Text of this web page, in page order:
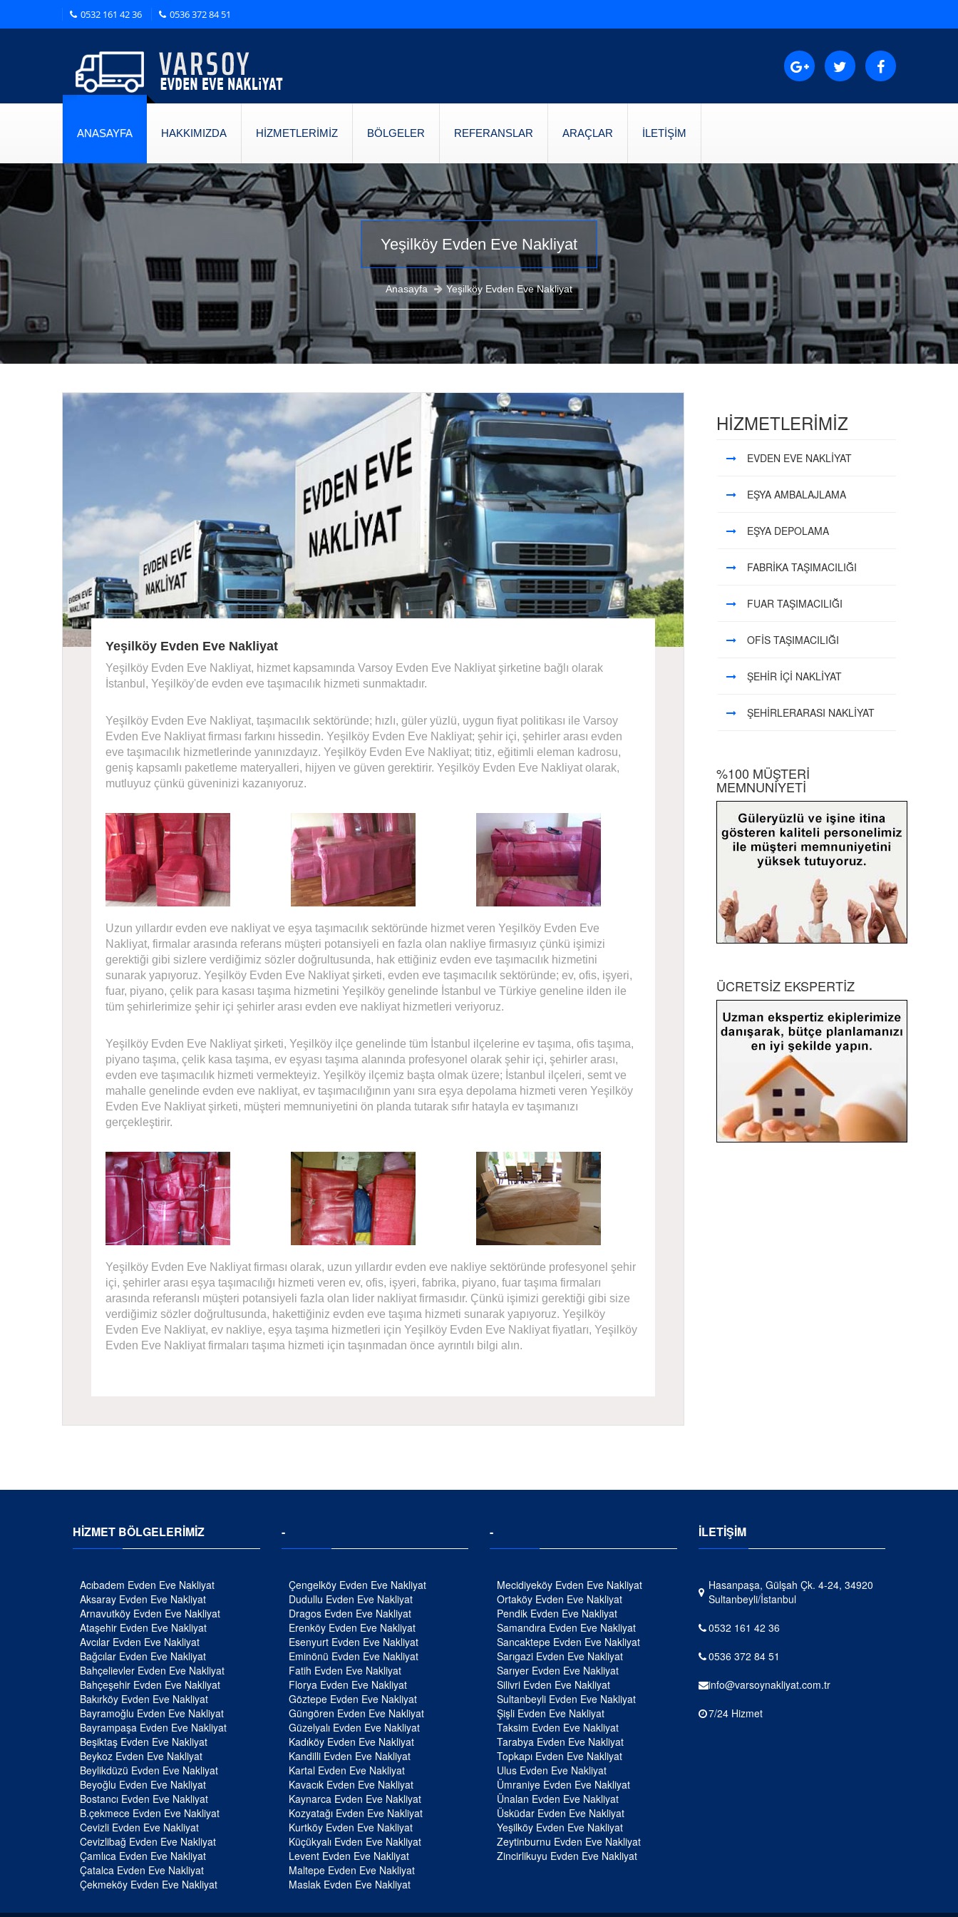
0532 161 42 36 0536 372 84 51
ANASAYFA HAKKIMIZDA HİZMETLERİMİZ BÖLGELER REFERANSLAR ARAÇLAR İLETİŞİM
Yeşilköy Evden Eve Nakliyat
Anasayfa Yeşilköy Evden Eve Nakliyat
Yeşilköy Evden Eve Nakliyat
Yeşilköy Evden Eve Nakliyat, hizmet kapsamında Varsoy Evden Eve Nakliyat şirketine bağlı olarak
İstanbul, Yeşilköy'de evden eve taşımacılık hizmeti sunmaktadır.
Yeşilköy Evden Eve Nakliyat, taşımacılık sektöründe; hızlı, güler yüzlü, uygun fiyat politikası ile Varsoy
Evden Eve Nakliyat firması farkını hissedin. Yeşilköy Evden Eve Nakliyat; şehir içi, şehirler arası evden
eve taşımacılık hizmetlerinde yanınızdayız. Yeşilköy Evden Eve Nakliyat; titiz, eğitimli eleman kadrosu,
geniş kapsamlı paketleme materyalleri, hijyen ve güven gerektirir. Yeşilköy Evden Eve Nakliyat olarak,
mutluyuz çünkü güveninizi kazanıyoruz.
Uzun yıllardır evden eve nakliyat ve eşya taşımacılık sektöründe hizmet veren Yeşilköy Evden Eve
Nakliyat, firmalar arasında referans müşteri potansiyeli en fazla olan nakliye firmasıyız çünkü işimizi
gerektiği gibi sizlere verdiğimiz sözler doğrultusunda, hak ettiğiniz evden eve taşımacılık hizmetini
sunarak yapıyoruz. Yeşilköy Evden Eve Nakliyat şirketi, evden eve taşımacılık sektöründe; ev, ofis, işyeri,
fuar, piyano, çelik para kasası taşıma hizmetini Yeşilköy genelinde İstanbul ve Türkiye geneline ilden ile
tüm şehirlerimize şehir içi şehirler arası evden eve nakliyat hizmetleri veriyoruz.
Yeşilköy Evden Eve Nakliyat şirketi, Yeşilköy ilçe genelinde tüm İstanbul ilçelerine ev taşıma, ofis taşıma,
piyano taşıma, çelik kasa taşıma, ev eşyası taşıma alanında profesyonel olarak şehir içi, şehirler arası,
evden eve taşımacılık hizmeti vermekteyiz. Yeşilköy ilçemiz başta olmak üzere; İstanbul ilçeleri, semt ve
mahalle genelinde evden eve nakliyat, ev taşımacılığının yanı sıra eşya depolama hizmeti veren Yeşilköy
Evden Eve Nakliyat şirketi, müşteri memnuniyetini ön planda tutarak sıfır hatayla ev taşımanızı
gerçekleştirir.
Yeşilköy Evden Eve Nakliyat firması olarak, uzun yıllardır evden eve nakliye sektöründe profesyonel şehir
içi, şehirler arası eşya taşımacılığı hizmeti veren ev, ofis, işyeri, fabrika, piyano, fuar taşıma firmaları
arasında referanslı müşteri potansiyeli fazla olan lider nakliyat firmasıdır. Çünkü işimizi gerektiği gibi size
verdiğimiz sözler doğrultusunda, hakettiğiniz evden eve taşıma hizmeti sunarak yapıyoruz. Yeşilköy
Evden Eve Nakliyat, ev nakliye, eşya taşıma hizmetleri için Yeşilköy Evden Eve Nakliyat fiyatları, Yeşilköy
Evden Eve Nakliyat firmaları taşıma hizmeti için taşınmadan önce ayrıntılı bilgi alın.
HİZMETLERİMİZ
EVDEN EVE NAKLİYAT
EŞYA AMBALAJLAMA
EŞYA DEPOLAMA
FABRİKA TAŞIMACILIĞI
FUAR TAŞIMACILIĞI
OFİS TAŞIMACILIĞI
ŞEHİR İÇİ NAKLİYAT
ŞEHİRLERARASI NAKLİYAT
%100 MÜŞTERİ
MEMNUNİYETİ
ÜCRETSİZ EKSPERTİZ
HİZMET BÖLGELERİMİZ
Acıbadem Evden Eve Nakliyat
Aksaray Evden Eve Nakliyat
Arnavutköy Evden Eve Nakliyat
Ataşehir Evden Eve Nakliyat
Avcılar Evden Eve Nakliyat
Bağcılar Evden Eve Nakliyat
Bahçelievler Evden Eve Nakliyat
Bahçeşehir Evden Eve Nakliyat
Bakırköy Evden Eve Nakliyat
Bayramoğlu Evden Eve Nakliyat
Bayrampaşa Evden Eve Nakliyat
Beşiktaş Evden Eve Nakliyat
Beykoz Evden Eve Nakliyat
Beylikdüzü Evden Eve Nakliyat
Beyoğlu Evden Eve Nakliyat
Bostancı Evden Eve Nakliyat
B.çekmece Evden Eve Nakliyat
Cevizli Evden Eve Nakliyat
Cevizlibağ Evden Eve Nakliyat
Çamlıca Evden Eve Nakliyat
Çatalca Evden Eve Nakliyat
Çekmeköy Evden Eve Nakliyat
-
Çengelköy Evden Eve Nakliyat
Dudullu Evden Eve Nakliyat
Dragos Evden Eve Nakliyat
Erenköy Evden Eve Nakliyat
Esenyurt Evden Eve Nakliyat
Eminönü Evden Eve Nakliyat
Fatih Evden Eve Nakliyat
Florya Evden Eve Nakliyat
Göztepe Evden Eve Nakliyat
Güngören Evden Eve Nakliyat
Güzelyalı Evden Eve Nakliyat
Kadıköy Evden Eve Nakliyat
Kandilli Evden Eve Nakliyat
Kartal Evden Eve Nakliyat
Kavacık Evden Eve Nakliyat
Kaynarca Evden Eve Nakliyat
Kozyatağı Evden Eve Nakliyat
Kurtköy Evden Eve Nakliyat
Küçükyalı Evden Eve Nakliyat
Levent Evden Eve Nakliyat
Maltepe Evden Eve Nakliyat
Maslak Evden Eve Nakliyat
-
Mecidiyeköy Evden Eve Nakliyat
Ortaköy Evden Eve Nakliyat
Pendik Evden Eve Nakliyat
Samandıra Evden Eve Nakliyat
Sancaktepe Evden Eve Nakliyat
Sarıgazi Evden Eve Nakliyat
Sarıyer Evden Eve Nakliyat
Silivri Evden Eve Nakliyat
Sultanbeyli Evden Eve Nakliyat
Şişli Evden Eve Nakliyat
Taksim Evden Eve Nakliyat
Tarabya Evden Eve Nakliyat
Topkapı Evden Eve Nakliyat
Ulus Evden Eve Nakliyat
Ümraniye Evden Eve Nakliyat
Ünalan Evden Eve Nakliyat
Üsküdar Evden Eve Nakliyat
Yeşilköy Evden Eve Nakliyat
Zeytinburnu Evden Eve Nakliyat
Zincirlikuyu Evden Eve Nakliyat
İLETİŞİM
Hasanpaşa, Gülşah Çk. 4-24, 34920
Sultanbeyli/İstanbul
0532 161 42 36
0536 372 84 51
info@varsoynakliyat.com.tr
7/24 Hizmet